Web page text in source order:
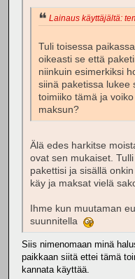
Lainaus käyttäjältä:
Tuli toisessa
oikeasti se että
niinkuin esimerkiksi
siinä paketissa lukee
toimiiko tämä ja
maksun?
Älä edes harkitse
ovat sen mukaiset.
pakettisi ja sisällä
käy ja maksat vielä
Ihme kun muutaman
suunnitella
Siis nimenomaan minä
paikkaan siitä ettei tämä
kannata käyttää.